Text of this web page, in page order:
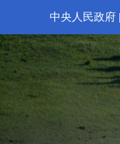
中央人民政府 |